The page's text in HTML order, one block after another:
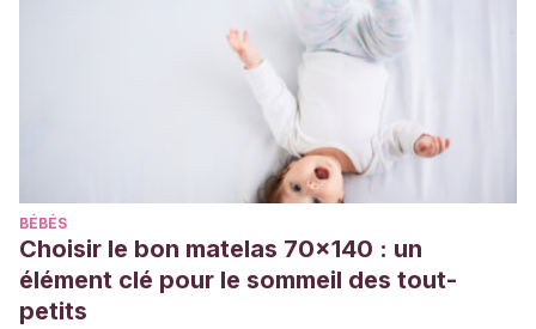
Neonatal skin maturation–vernix caseosa and free amino
acids. Pediatr Dermatol. 2011 Mar-Apr;28(2):122-32. doi:
10.1111/j.1525-1470.2011.01309.x. PMID: 21504444.
Coolen NA, Schouten KC, Middelkoop E, Ulrich MM
Comparison between human fetal and adult skin. Arch
Dermatol Res. 2010 Jan;302(1):47-55. doi: 10.1007/s00403-
009-0989-8. Epub 2009 Aug 23. PMID: 19701759; PMCID:
PMC2799629.
BÉBÉS
Choisir le bon matelas 70x140 : un
élément clé pour le sommeil des tout-
petits